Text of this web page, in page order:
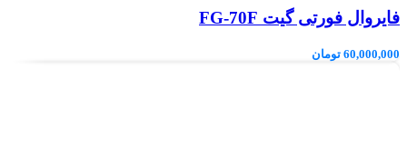
فایروال فورتی گیت FG-70F
60,000,000 تومان